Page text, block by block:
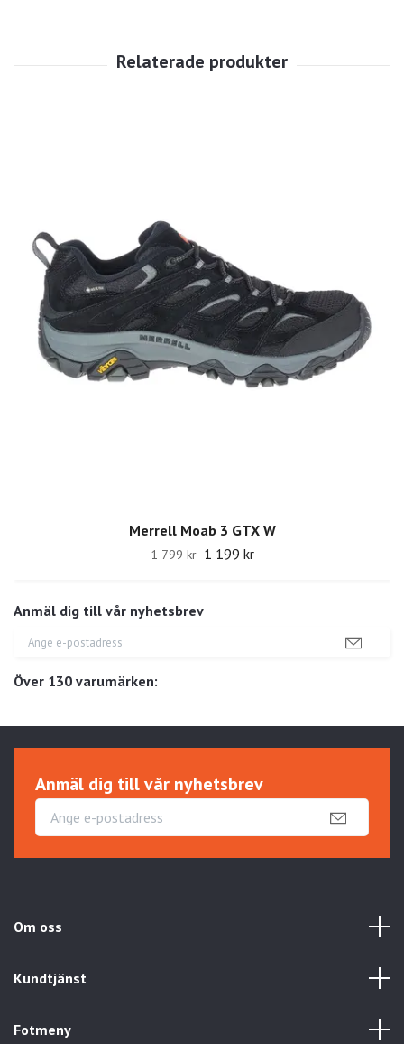
Anmäl dig till vår nyhetsbrev
Över 130 varumärken:
Merrell Moab 3 GTX W
1 799 kr 1 199 kr
Anmäl dig till vår nyhetsbrev
Om oss
Kundtjänst
Fotmeny